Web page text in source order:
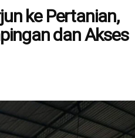
ke Pertanian,
dan Akses